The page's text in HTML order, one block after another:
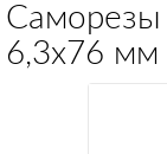
Саморезы
6,3х76 мм